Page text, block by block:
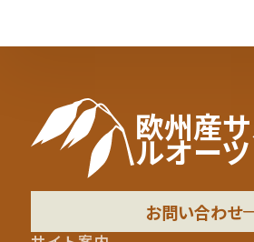
欧州産
ルオーツ
お問い合わせ